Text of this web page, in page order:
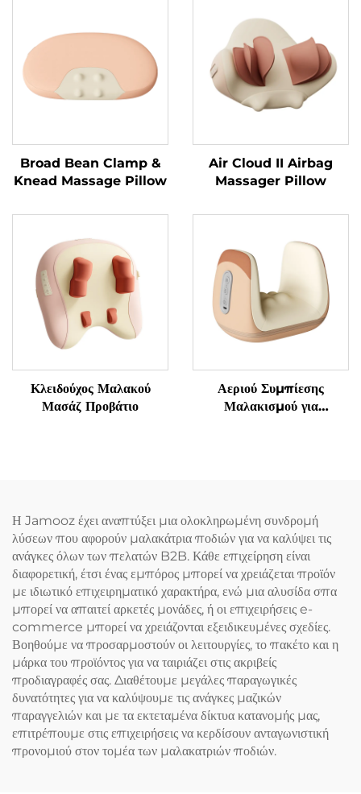
Broad Bean Clamp &
Knead Massage Pillow
Air Cloud II Airbag
Massager Pillow
Κλειδούχος Μαλακού
Μασάζ Προβάτιο
Αεριού Συμπίεσης
Μαλακισμού για
Η Jamooz έχει αναπτύξει μια ολοκληρωμένη συνδρομή
λύσεων που αφορούν μαλακάτρια ποδιών για να καλύψει τις
ανάγκες όλων των πελατών B2B. Κάθε επιχείρηση είναι
διαφορετική, έτσι ένας εμπόρος μπορεί να χρειάζεται προϊόν
με ιδιωτικό επιχειρηματικό χαρακτήρα, ενώ μια αλυσίδα σπα
μπορεί να απαιτεί αρκετές μονάδες, ή οι επιχειρήσεις e-
commerce μπορεί να χρειάζονται εξειδικευμένες σχεδίες.
Βοηθούμε να προσαρμοστούν οι λειτουργίες, το πακέτο και η
μάρκα του προϊόντος για να ταιριάζει στις ακριβείς
προδιαγραφές σας. Διαθέτουμε μεγάλες παραγωγικές
δυνατότητες για να καλύψουμε τις ανάγκες μαζικών
παραγγελιών και με τα εκτεταμένα δίκτυα κατανομής μας,
επιτρέπουμε στις επιχειρήσεις να κερδίσουν ανταγωνιστική
προνομιού στον τομέα των μαλακατριών ποδιών.